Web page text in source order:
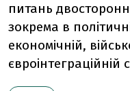
питань
зокрема в
економічній,
євроінтеграційній